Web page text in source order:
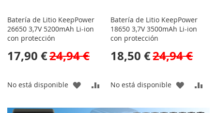
Batería de Litio KeepPower
26650 3,7V 5200mAh Li-ion
con protección
17,90 €24,94 €
No está disponible
AÑADIRAÑADIR
Batería de Litio KeepPower
18650 3,7V 3500mAh Li-ion
con protección
18,50 €24,94 €
No está disponible
AÑADIR